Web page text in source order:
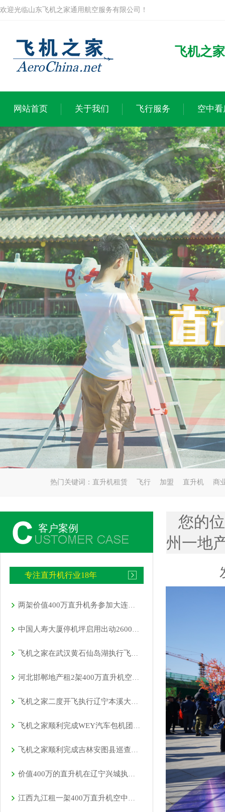
欢迎光临山东飞机之家通用航空服务有限公司！
飞机之
网站首页 关于我们 飞行服务 空中看
热门关键词： 直升机租赁 飞行 加盟 直升机 商
客户案例
专注直升机行业18年
两架价值400万直升机务参加大连静态展览
中国人寿大厦停机坪启用出动2600万直升机
飞机之家在武汉黄石仙岛湖执行飞行任务
河北邯郸地产租2架400万直升机空中看房
飞机之家二度开飞执行辽宁本溪大雅河巡查任务
飞机之家顺利完成WEY汽车包机团建飞行
飞机之家顺利完成吉林安图县巡查任务
价值400万的直升机在辽宁兴城执行巡查任务
江西九江租一架400万直升机空中婚礼
您的
州一地